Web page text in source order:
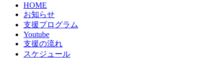
HOME
お知らせ
支援プログラム
Youtube
支援の流れ
スケジュール